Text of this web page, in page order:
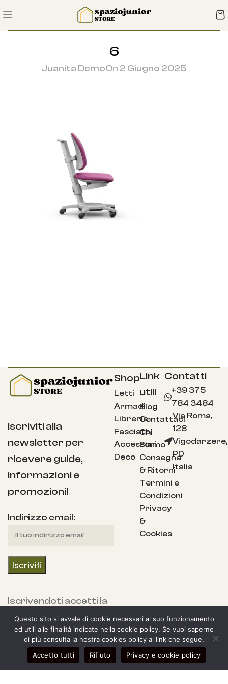
6
Juanita DemoOn 2 Giugno 2025
Iscriviti alla
newsletter per
ricevere guide,
informazioni e
promozioni!
Indirizzo email:
Iscrivendoti accetti la
nostra Informativa
sulla privacy e fornisci
il consenso a ricevere
aggiornamenti dalla
nostra azienda.
Shop
Letti
Armadi
Librerie
Fasciatoi
Accessori
Deco
Link
utili
Blog
Contattaci
Chi
Siamo
Consegna
& Ritorni
Termini e
Condizioni
Privacy
&
Cookies
Contatti
+39 375
784 3484
Via Roma,
128
Vigodarzere,
PD
Italia
laterale
Il mio account
0
Carrello
Questo sito si avvale di cookie necessari al suo funzionamento
ed utili alle finalità indicate nella cookie policy. Se vuoi saperne
di più consulta la nostra cookies policy al link che segue.
Accetto tutti
Rifiuto Privacy e cookie policy